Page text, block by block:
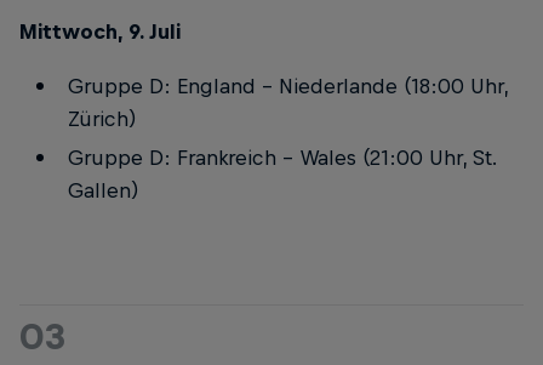
Mittwoch, 9. Juli
Gruppe D: England – Niederlande (18:00 Uhr,
Zürich)
Gruppe D: Frankreich – Wales (21:00 Uhr, St.
Gallen)
03